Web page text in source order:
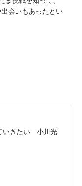
会いもあったとい
いきたい 小川光